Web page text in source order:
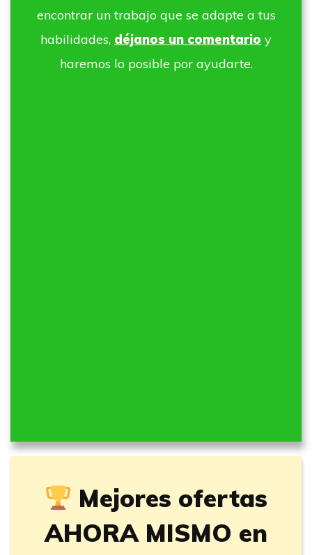
encontrar un trabajo que se adapte a tus
habilidades, déjanos un comentario y
haremos lo posible por ayudarte.
Mejores ofertas
AHORA MISMO en